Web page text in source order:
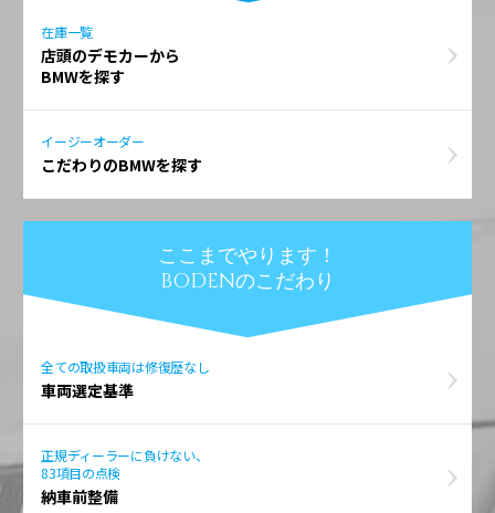
在庫一覧
店頭のデモカーから
BMWを探す
イージーオーダー
こだわりのBMWを探す
ここまでやります！
BODENのこだわり
全ての取扱車両は修復歴なし
車両選定基準
正規ディーラーに負けない、
83項目の点検
納車前整備